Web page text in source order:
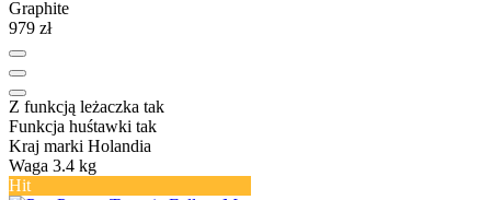
979 zł
Z funkcją leżaczka tak
Funkcja huśtawki tak
Kraj marki Holandia
Waga 3.4 kg
Hit